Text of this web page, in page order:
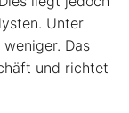
Unter
Das
und richtet